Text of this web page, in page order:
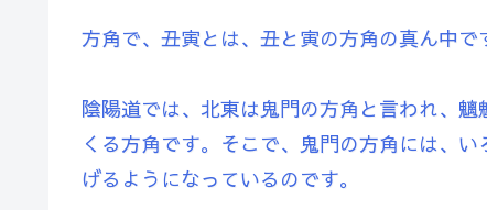
方角で、丑寅とは、丑と寅の方角の真ん中で
陰陽道では、北東は鬼門の方角と言われ、
くる方角です。そこで、鬼門の方角には、
げるようになっているのです。